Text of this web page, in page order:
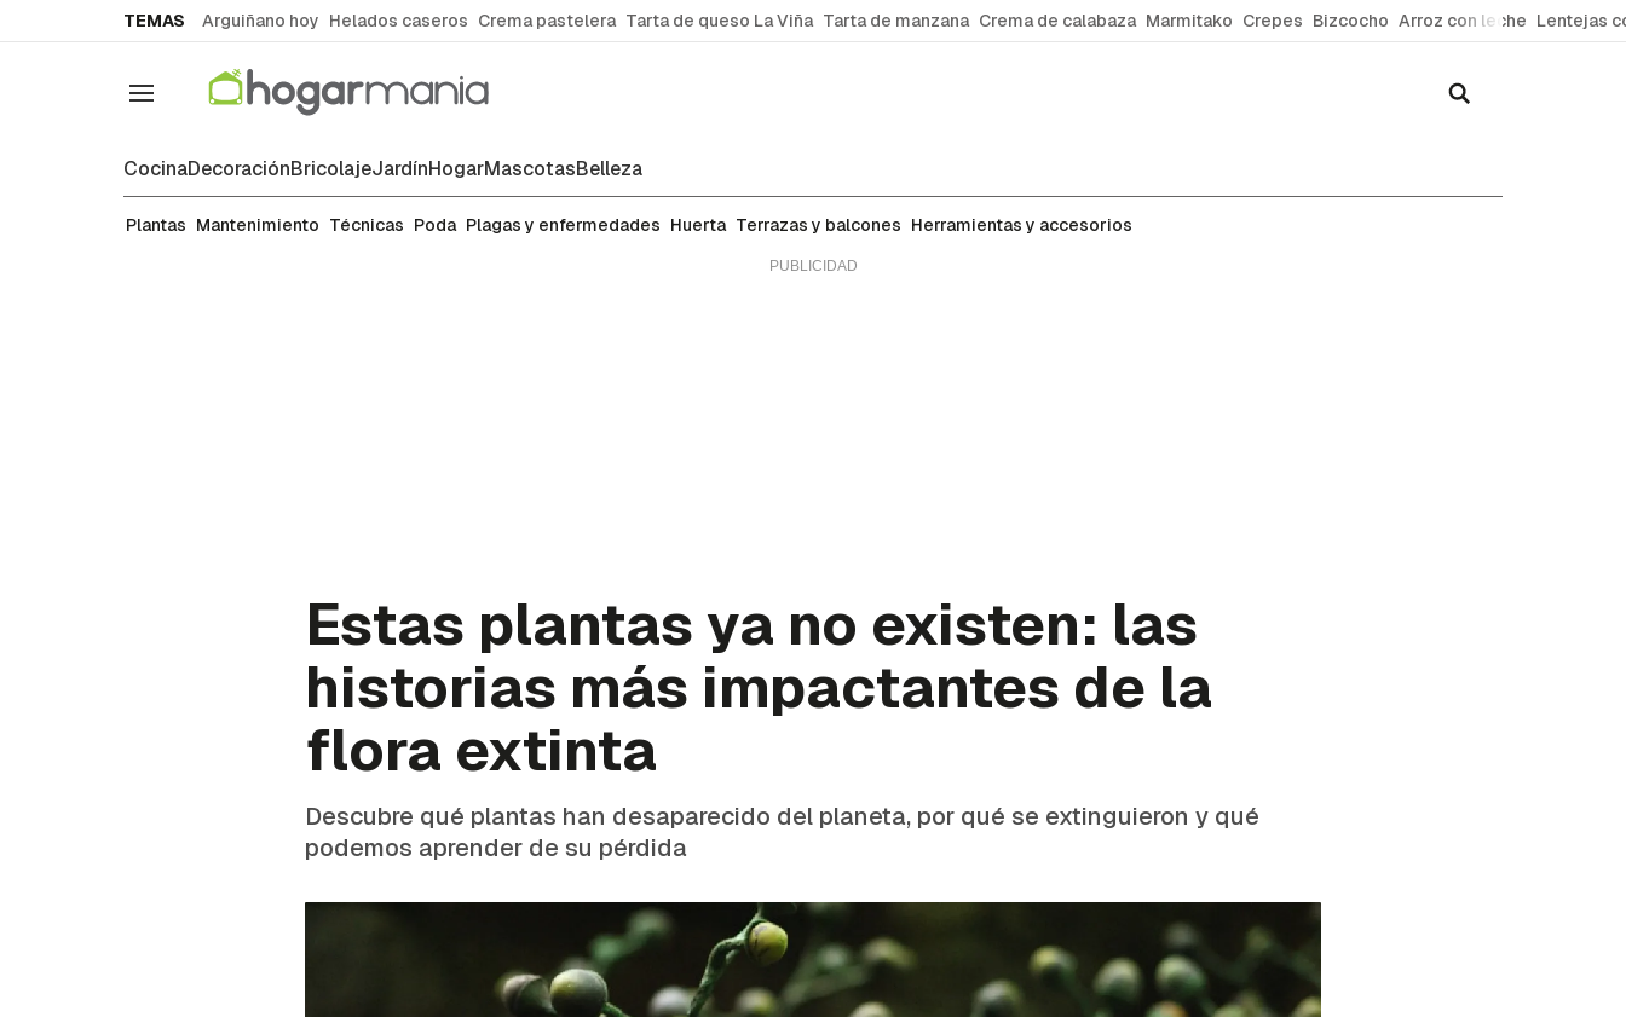
TEMAS Arguiñano hoy Helados caseros Crema pastelera Tarta de queso La Viña Tarta de manzana Crema de calabaza Marmitako Crepes Bizcocho Arroz con leche Lentejas
Navegación
CocinaDecoraciónBricolajeJardínHogarMascotasBelleza
Plantas
Plantas Mantenimiento Técnicas Poda Plagas y enfermedades Huerta Terrazas y balcones Herramientas y accesorios
Estas plantas ya no existen: las
historias más impactantes de la
flora extinta
Descubre qué plantas han desaparecido del planeta, por qué se extinguieron y qué
podemos aprender de su pérdida